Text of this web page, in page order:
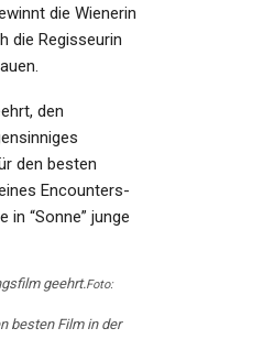
die Wienerin
die Regisseurin
den
den besten
Encounters-
in “Sonne” junge
geehrt.Foto:
besten Film in der